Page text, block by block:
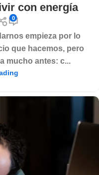
con energía
0
empieza por lo
que hacemos, pero
mucho antes: c...